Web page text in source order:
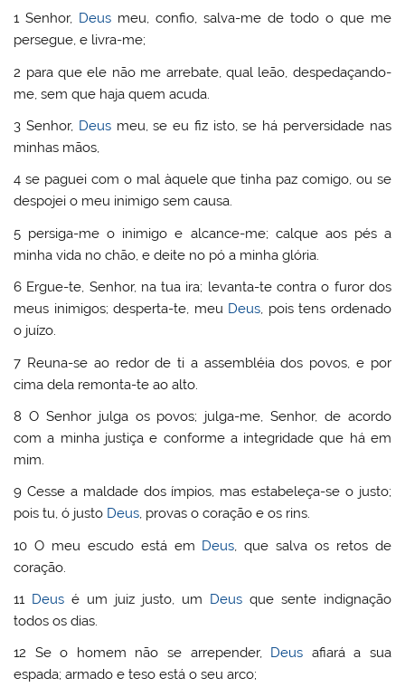
1 Senhor, Deus meu, confio, salva-me de todo o que me
persegue, e livra-me;
2 para que ele não me arrebate, qual leão, despedaçando-
me, sem que haja quem acuda.
3 Senhor, Deusmeu, se eu fiz isto, se há perversidade nas
minhas mãos,
4 se paguei com o mal àquele que tinha paz comigo, ou se
despojei o meu inimigo sem causa.
5 persiga-me o inimigo e alcance-me; calque aos pés a
minha vida no chão, e deite no pó a minha glória.
6 Ergue-te, Senhor, na tua ira; levanta-te contra o furor dos
meus inimigos; desperta-te, meu Deus, pois tens ordenado
o juízo.
7 Reuna-se ao redor de ti a assembléia dos povos, e por
cima dela remonta-te ao alto.
8 O Senhor julga os povos; julga-me, Senhor, de acordo
com a minha justiça e conforme a integridade que há em
mim.
9 Cesse a maldade dos ímpios, mas estabeleça-se o justo;
pois tu, ó justo Deus, provas o coração e os rins.
10 O meu escudo está em Deus, que salva os retos de
coração.
11 Deus é um juiz justo, um Deusque sente indignação
todos os dias.
12 Se o homem não se arrepender,
Deus afiará a sua
espada; armado e teso está o seu arco;